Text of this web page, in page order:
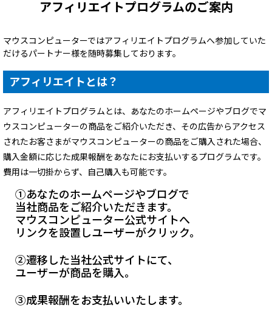
サーバー
ワークステーション
ディスプレイ
MousePro
iiyama
Windows 11|Copilot+ PC
学習向けパソコン
スペック/パーツ別
AIおすすめパソコン
おすすめ目玉パソコン
Windows 11| Copilot+ PC
アフィリエイトプログラムのご案内
マウスコンピューターではアフィリエイトプログラムへ参加していた
だけるパートナー様を随時募集しております。
アフィリエイトとは？
アフィリエイトプログラムとは、あなたのホームページやブログでマ
ウスコンピューターの商品をご紹介いただき、 その広告からアクセス
されたお客さまがマウスコンピューターの商品をご購入された場合、
購入金額に応じた成果報酬をあなたにお支払いするプログラムです。
費用は一切掛からず、自己購入も可能です。
あなたのホームページやブログで
当社商品をご紹介いただきます。
マウスコンピューター公式サイトへ
リンクを設置しユーザーがクリック。
遷移した当社公式サイトにて、
ユーザーが商品を購入。
成果報酬をお支払いいたします。